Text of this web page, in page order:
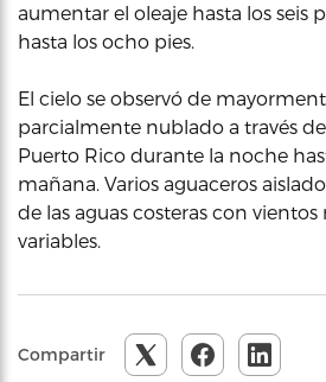
aumentar el oleaje hasta los seis
hasta los ocho pies.
El cielo se observó de
parcialmente nublado a través
Puerto Rico durante la noche
mañana. Varios aguaceros
de las aguas costeras con
variables.
Compartir